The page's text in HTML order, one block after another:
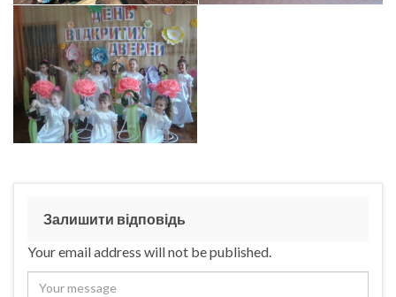
Залишити відповідь
Your email address will not be published.